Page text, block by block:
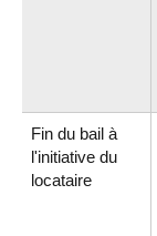
Fin du bail à
l'initiative du
locataire